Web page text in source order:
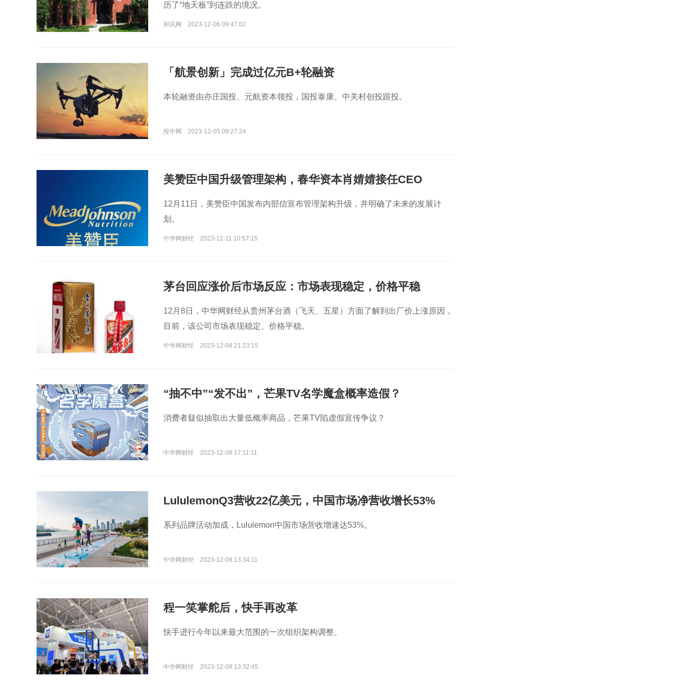
历了“地天板”到连跌的境况。
和讯网 2023-12-06 09:47:02
「航景创新」完成过亿元B+轮融资
本轮融资由亦庄国投、元航资本领投，国投泰康、中关村创投跟投。
投中网 2023-12-05 09:27:24
美赞臣中国升级管理架构，春华资本肖婧婧接任CEO
12月11日，美赞臣中国发布内部信宣布管理架构升级，并明确了未来的发展计
划。
中华网财经 2023-12-11 10:57:15
茅台回应涨价后市场反应：市场表现稳定，价格平稳
12月8日，中华网财经从贵州茅台酒（飞天、五星）方面了解到出厂价上涨原因，
目前，该公司市场表现稳定、价格平稳。
中华网财经 2023-12-08 21:23:15
“抽不中”“发不出”，芒果TV名学魔盒概率造假？
消费者疑似抽取出大量低概率商品，芒果TV陷虚假宣传争议？
中华网财经 2023-12-08 17:11:11
LululemonQ3营收22亿美元，中国市场净营收增长53%
系列品牌活动加成，Lululemon中国市场营收增速达53%。
中华网财经 2023-12-08 13:34:11
程一笑掌舵后，快手再改革
快手进行今年以来最大范围的一次组织架构调整。
中华网财经 2023-12-08 13:32:45